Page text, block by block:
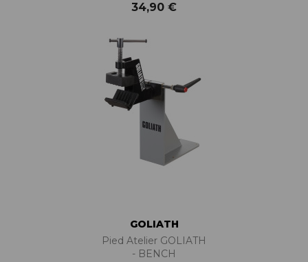
34,90 €
GOLIATH
Pied Atelier GOLIATH
- BENCH